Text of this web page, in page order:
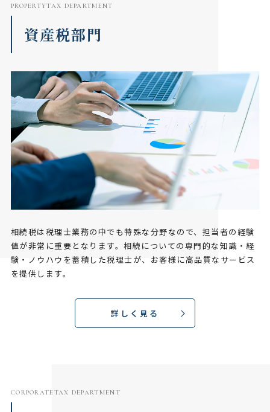
PROPERTYTAX DEPARTMENT
資産税部門
相続税は税理士業務の中でも特殊な分野なので、担当者の経験
値が非常に重要となります。相続についての専門的な知識・経
験・ノウハウを蓄積した税理士が、お客様に高品質なサービス
を提供します。
詳しく見る
CORPORATETAX DEPARTMENT